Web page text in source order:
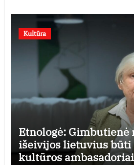
Kultūra
Etnologė: Gimbutienė
išeivijos lietuvius būti
kultūros